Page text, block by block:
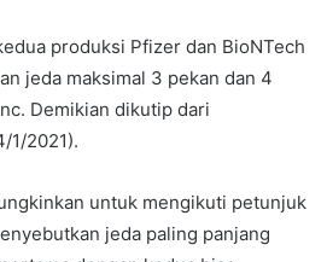
produksi Pfizer dan BioNTech
jeda maksimal 3 pekan dan 4
Demikian dikutip dari
1/2021).
untuk mengikuti petunjuk
jeda paling panjang